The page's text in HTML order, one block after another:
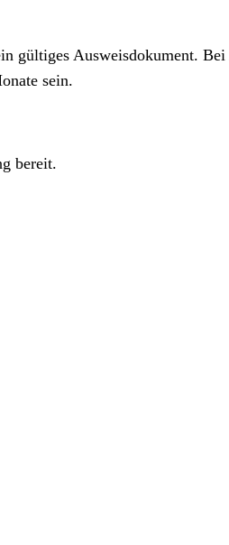
gültiges Ausweisdokument.
sein.
bereit.